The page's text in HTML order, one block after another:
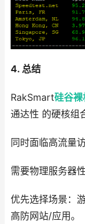
4. 总结
RakSmart硅谷裸
通达性 的硬核组
同时面临高流量
需要物理服务器
优先选择场景：
高防网站/应用。